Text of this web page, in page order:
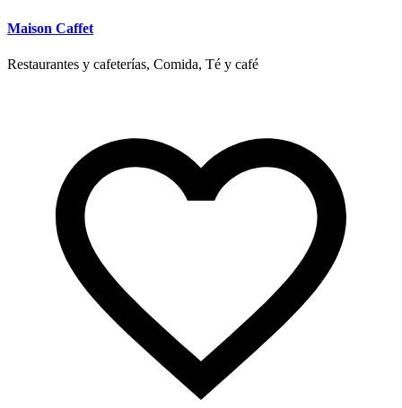
Maison Caffet
Restaurantes y cafeterías, Comida, Té y café